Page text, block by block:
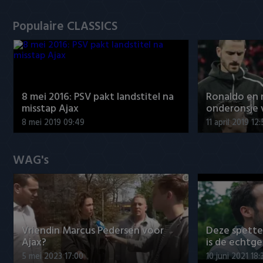
Populaire CLASSICS
8 mei 2016: PSV pakt landstitel na
misstap Ajax
8 mei 2019 09:49
Ronaldo
onderonsje
11 april 2019
WAG's
Vriendin Marcus Pedersen voor
Ajax?
5 mei 2023 17:00
Deze
is de
10 juni 2021